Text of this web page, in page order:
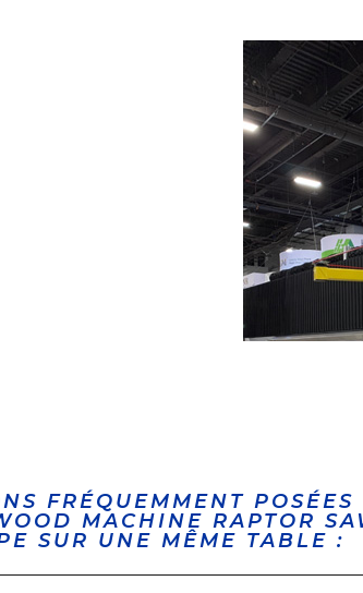
FRÉQUEMMENT
MACHINE RAPTOR
SUR UNE MÊME TABLE :